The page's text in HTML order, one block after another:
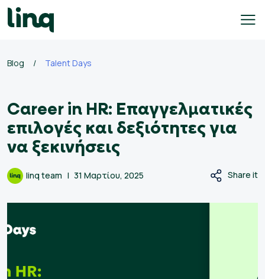
Skip
to
Blog / Talent Days
Career in HR: Επαγγελματικές
επιλογές και δεξιότητες για
να ξεκινήσεις
linq team 31 Μαρτίου, 2025 Share it
Ελληνικά